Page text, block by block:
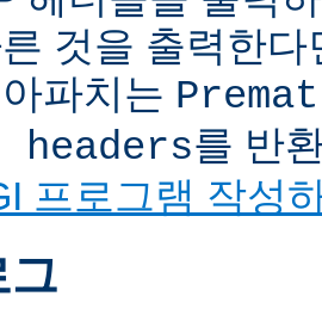
것을 출력한
파치는
를 반
프로그램 작성
그